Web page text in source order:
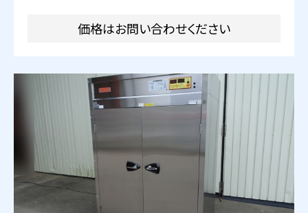
価格はお問い合わせください